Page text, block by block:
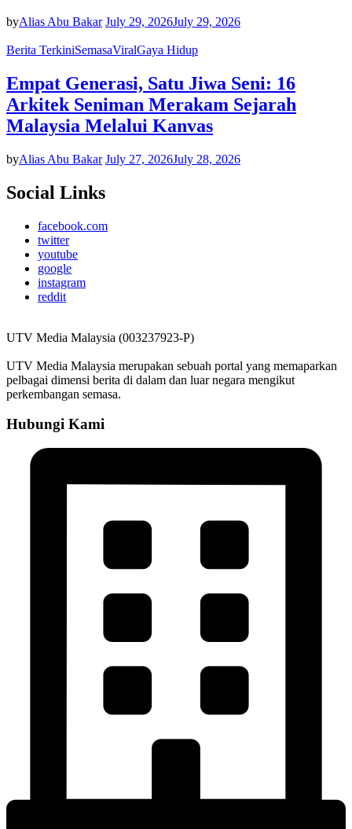
byAlias Abu Bakar July 29, 2026July 29, 2026
Berita TerkiniSemasaViralGaya Hidup
Empat Generasi, Satu Jiwa Seni: 16
Arkitek Seniman Merakam Sejarah
Malaysia Melalui Kanvas
byAlias Abu Bakar July 27, 2026July 28, 2026
Social Links
facebook.com
twitter
youtube
google
instagram
reddit
UTV Media Malaysia (003237923-P)
UTV Media Malaysia merupakan sebuah portal yang memaparkan
pelbagai dimensi berita di dalam dan luar negara mengikut
perkembangan semasa.
Hubungi Kami